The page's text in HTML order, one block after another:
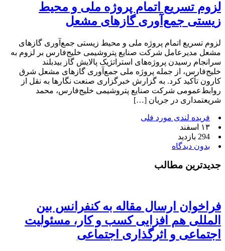
لزوم تسریع اتمام پروژه ملی و محیط
زیستی جمع‌آوری گازهای مشعل
لزوم تسریع اتمام پروژه ملی و محیط زیستی جمع‌آوری گازهای
مشعل مدیرعامل شرکت صنایع پتروشیمی خلیج‌فارس بر لزوم به
سرانجام رسیدن پروژه‌های استراتژیک پالایش گاز بیدبلند
خلیج‌فارس، از جمله پروژه ملی جمع‌آوری گازهای مشعل شرق
کارون تأکید کرد. به گزارش خبرگزاری صنعت نگارها به نقل از
روابط‌عمومی شرکت صنایع پتروشیمی خلیج‌فارس، محمد
شریعتمداری در جریان […]
فریده لندی مورد فلی
۱۳ اسفند
294 بازدید
بدون دیدگاه
جدیدترین مطالب
فراخوان ارسال مقاله به کنفرانس بین
المللی هم افزایی کسب و کار، مسئولیت
اجتماعی و اثرگذاری اجتماعی